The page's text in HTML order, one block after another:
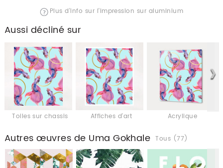
Plus d'info sur l'impression sur aluminium
Aussi décliné sur
Toiles sur chassis Affiches d'art Acrylique
Autres œuvres de Uma Gokhale Tous (77)